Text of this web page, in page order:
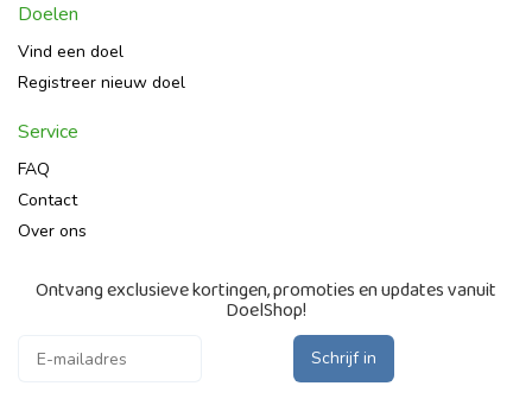
Doelen
Vind een doel
Registreer nieuw doel
Service
FAQ
Contact
Over ons
Ontvang exclusieve kortingen, promoties en updates vanuit
DoelShop!
Schrijf in